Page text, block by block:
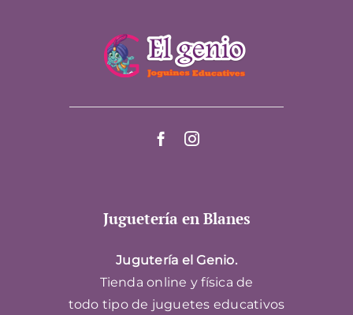
Juguetería en Blanes
Jugutería el Genio.
Tienda online y física de
todo tipo de juguetes educativos